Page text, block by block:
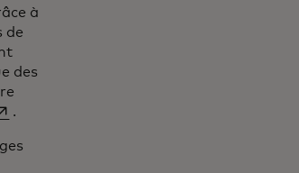
à
de
des
dans un nouvel onglet
.